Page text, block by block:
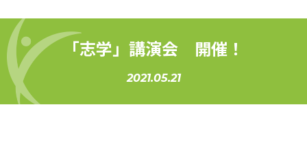
「志学」講演会 開催！
2021.05.21